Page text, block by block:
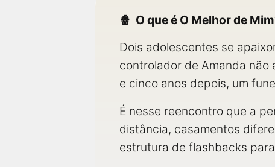
O que é O Melhor de
Dois adolescentes se
controlador de Amanda não
e cinco anos depois, um
É nesse reencontro que a
distância, casamentos
estrutura de flashbacks